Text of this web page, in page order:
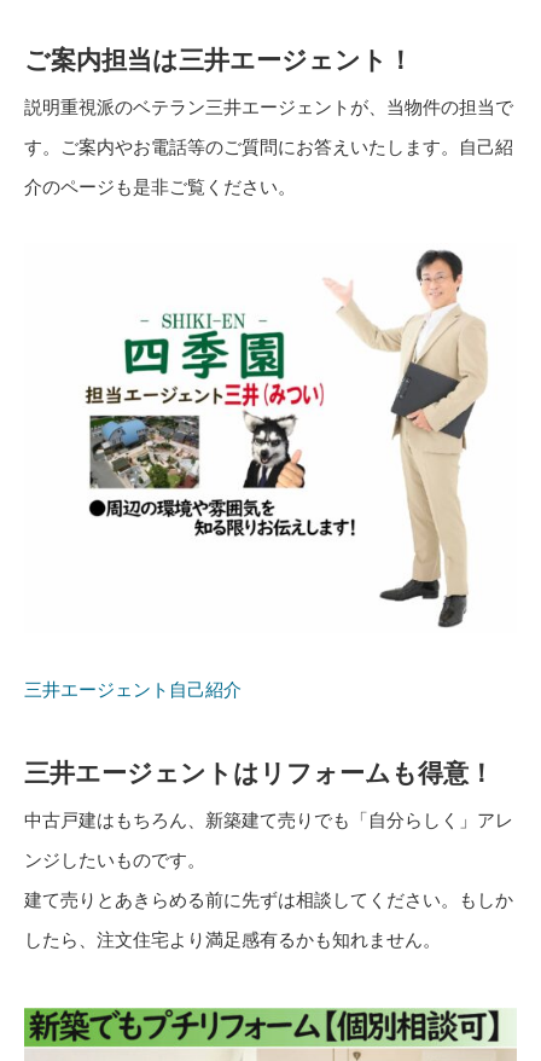
ご案内担当は三井エージェント！
説明重視派のベテラン三井エージェントが、当物件の担当で
す。ご案内やお電話等のご質問にお答えいたします。自己紹
介のページも是非ご覧ください。
三井エージェント自己紹介
三井エージェントはリフォームも得意！
中古戸建はもちろん、新築建て売りでも「自分らしく」アレ
ンジしたいものです。
建て売りとあきらめる前に先ずは相談してください。もしか
したら、注文住宅より満足感有るかも知れません。